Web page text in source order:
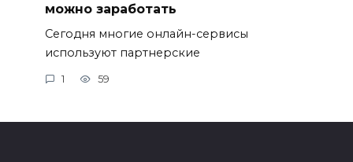
можно заработать
Сегодня многие онлайн-сервисы
используют партнерские
1 59